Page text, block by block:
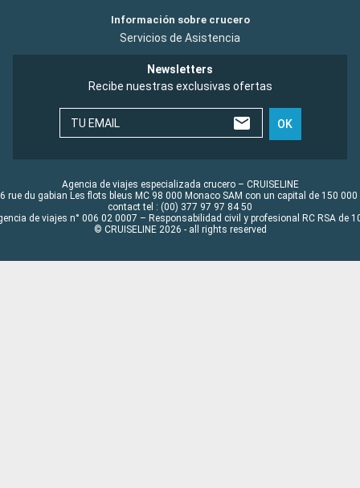
Información sobre crucero
Servicios de Asistencia
Newsletters
Recibe nuestras exclusivas ofertas
TU EMAIL OK
Agencia de viajes especializada crucero – CRUISELINE
rue du gabian Les flots bleus MC 98 000 Monaco SAM con un capital de 150 000
contact tel : (00) 377 97 97 84 50
de viajes n° 006 02 0007 – Responsabilidad civil y profesional RC RSA de
© CRUISELINE 2026 - all rights reserved